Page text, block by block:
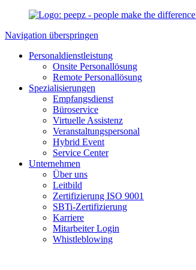
Navigation überspringen
Personaldienstleistung
Onsite Personallösung
Remote Personallösung
Spezialisierungen
Empfangsdienst
Büroservice
Virtuelle Assistenz
Veranstaltungspersonal
Hybrid Event
Service Center
Unternehmen
Über uns
Leitbild
Zertifizierung ISO 9001
SBTi-Zertifizierung
Karriere
Mitarbeiter Login
Whistleblowing